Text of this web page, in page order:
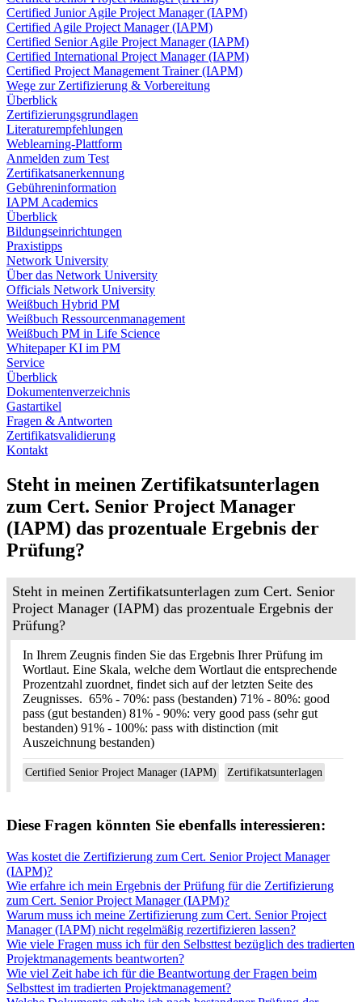
Certified Junior Agile Project Manager (IAPM)
Certified Agile Project Manager (IAPM)
Certified Senior Agile Project Manager (IAPM)
Certified International Project Manager (IAPM)
Certified Project Management Trainer (IAPM)
Wege zur Zertifizierung & Vorbereitung
Überblick
Zertifizierungsgrundlagen
Literaturempfehlungen
Weblearning-Plattform
Anmelden zum Test
Zertifikatsanerkennung
Gebühreninformation
IAPM Academics
Überblick
Bildungseinrichtungen
Praxistipps
Network University
Über das Network University
Officials Network University
Weißbuch Hybrid PM
Weißbuch Ressourcenmanagement
Weißbuch PM in Life Science
Whitepaper KI im PM
Service
Überblick
Dokumentenverzeichnis
Gastartikel
Fragen & Antworten
Zertifikatsvalidierung
Kontakt
Steht in meinen Zertifikatsunterlagen
zum Cert. Senior Project Manager
(IAPM) das prozentuale Ergebnis der
Prüfung?
Steht in meinen Zertifikatsunterlagen zum Cert. Senior
Project Manager (IAPM) das prozentuale Ergebnis der
Prüfung?
In Ihrem Zeugnis finden Sie das Ergebnis Ihrer Prüfung im
Wortlaut. Eine Skala, welche dem Wortlaut die entsprechende
Prozentzahl zuordnet, findet sich auf der letzten Seite des
Zeugnisses. 65% - 70%: pass (bestanden) 71% - 80%: good
pass (gut bestanden) 81% - 90%: very good pass (sehr gut
bestanden) 91% - 100%: pass with distinction (mit
Auszeichnung bestanden)
Certified Senior Project Manager (IAPM) Zertifikatsunterlagen
Diese Fragen könnten Sie ebenfalls interessieren:
Was kostet die Zertifizierung zum Cert. Senior Project Manager
(IAPM)?
Wie erfahre ich mein Ergebnis der Prüfung für die Zertifizierung
zum Cert. Senior Project Manager (IAPM)?
Warum muss ich meine Zertifizierung zum Cert. Senior Project
Manager (IAPM) nicht regelmäßig rezertifizieren lassen?
Wie viele Fragen muss ich für den Selbsttest bezüglich des tradierten
Projektmanagements beantworten?
Wie viel Zeit habe ich für die Beantwortung der Fragen beim
Selbsttest im tradierten Projektmanagement?